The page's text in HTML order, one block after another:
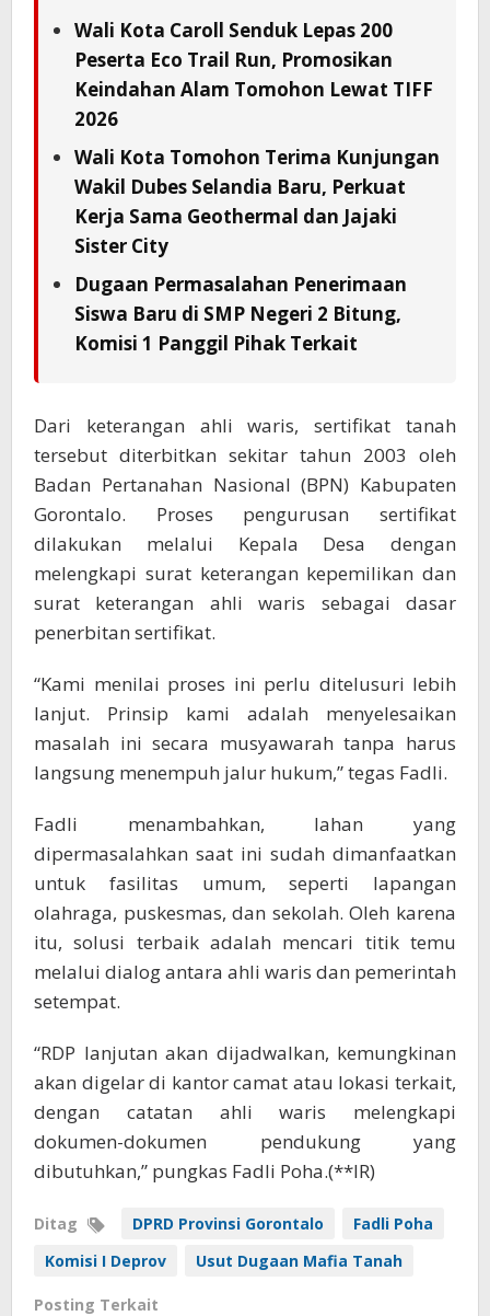
Wali Kota Caroll Senduk Lepas 200
Peserta Eco Trail Run, Promosikan
Keindahan Alam Tomohon Lewat TIFF
2026
Wali Kota Tomohon Terima Kunjungan
Wakil Dubes Selandia Baru, Perkuat
Kerja Sama Geothermal dan Jajaki
Sister City
Dugaan Permasalahan Penerimaan
Siswa Baru di SMP Negeri 2 Bitung,
Komisi 1 Panggil Pihak Terkait
Dari keterangan ahli waris, sertifikat tanah
tersebut diterbitkan sekitar tahun 2003 oleh
Badan Pertanahan Nasional (BPN) Kabupaten
Gorontalo. Proses pengurusan sertifikat
dilakukan melalui Kepala Desa dengan
melengkapi surat keterangan kepemilikan dan
surat keterangan ahli waris sebagai dasar
penerbitan sertifikat.
“Kami menilai proses ini perlu ditelusuri lebih
lanjut. Prinsip kami adalah menyelesaikan
masalah ini secara musyawarah tanpa harus
langsung menempuh jalur hukum,” tegas Fadli.
Fadli menambahkan, lahan yang
dipermasalahkan saat ini sudah dimanfaatkan
untuk fasilitas umum, seperti lapangan
olahraga, puskesmas, dan sekolah. Oleh karena
itu, solusi terbaik adalah mencari titik temu
melalui dialog antara ahli waris dan pemerintah
setempat.
“RDP lanjutan akan dijadwalkan, kemungkinan
akan digelar di kantor camat atau lokasi terkait,
dengan catatan ahli waris melengkapi
dokumen-dokumen pendukung yang
dibutuhkan,” pungkas Fadli Poha.(**IR)
Ditag DPRD Provinsi Gorontalo
Fadli Poha
Komisi I Deprov
Usut Dugaan Mafia Tanah
Posting Terkait